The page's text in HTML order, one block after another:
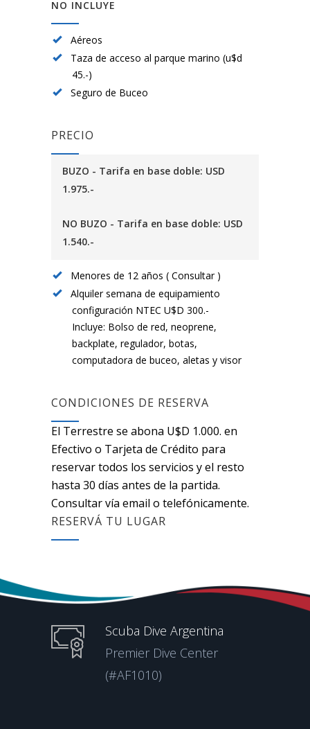
NO INCLUYE
Aéreos
Taza de acceso al parque marino (u$d
45.-)
Seguro de Buceo
PRECIO
BUZO - Tarifa en base doble: USD
1.975.-
NO BUZO - Tarifa en base doble: USD
1.540.-
Menores de 12 años ( Consultar )
Alquiler semana de equipamiento
configuración NTEC U$D 300.-
Incluye: Bolso de red, neoprene,
backplate, regulador, botas,
computadora de buceo, aletas y visor
CONDICIONES DE RESERVA
El Terrestre se abona U$D 1.000.­ en
Efectivo o Tarjeta de Crédito para
reservar todos los servicios y el resto
hasta 30 días antes de la partida.
Consultar vía email o telefónicamente.
RESERVÁ TU LUGAR
Scuba Dive Argentina
Premier Dive Center
(#AF1010)